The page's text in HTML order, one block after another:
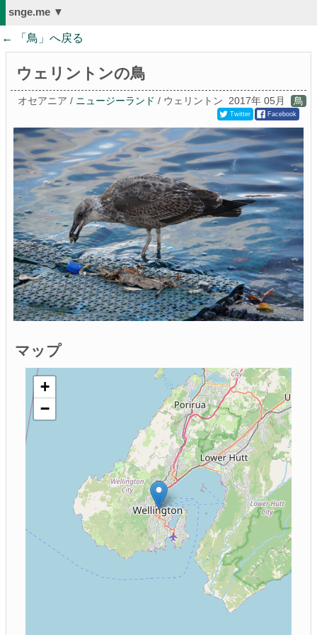
snge.me ▼
← 「 鳥 」へ戻る
ウェリントンの鳥
オセアニア / ニュージーランド / ウェリントン 2017年 05月 鳥
Twitter Facebook
マップ
+
−